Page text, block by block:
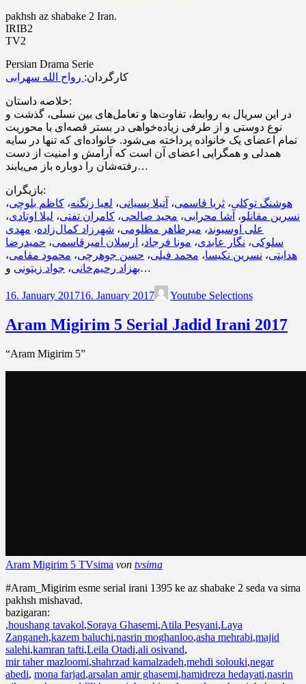
pakhsh az shabake 2 Iran.
IRIB2
TV2
Persian Drama Serie
کارگردان: رواح الله سهرابی
خلاصه داستان:
در این سریال به روابط، تفاوت‌ها و تعامل‌های بین نسلی، گذشت و
نوع دوستی و از طرفی زیاده‌خواهی در بستر قصه‌ای با محوریت
تمام اعضای یک خانواده پرداخته می‌شود. خانواده‌ای که تنها در سایه
همدلی و همگرایی اعضای آن است که آرامش و امنیت از دست
رفته‌شان را دوباره باز می‌یابند…
بازیگران:
هوشنگ توکلی، ثریا قاسمی، آتیلا پسیانی، لعیا زنگنه، کاظم بلوچی،
نسرین مقانلو، آشا محرابی، مجید صالحی، کامران تفتی، لیلا اوتادی،
علی اوسیوند، میرطاهر مظلومی، شهرزاد کمال‌زاده، مهدی
سلوکی، نگار عابدی، مونا فرجاد، ارسلان امیرقاسمی، حمیدرضا
هدایتی، نسرین نکیسا، محمد فیلی، حسن جوهرچی، محمود مقامی،
بهزاد رحیم‌خانی، جواد زیتونی و…
16. January 201716. January 2017 Youtube Selections
Aram Migirim 5 Serial Jadid Irani 2017
“Aram Migirim 5”
Aram Migirim 5 TVsima von tvsima
#Aram_Migirim esme serial irani 1395 ke az shabake 2 seda va sima
pakhsh mishavad.
bazigaran:
,houshang tavakol,Soraya Ghasemi,Atila Pesyani,Laya
Zanganeh,kazem baluchi,nasrin moghanloo,asha mehrabi,majid
salehi,kamran tafti,Leila Otadi,ali osivand,
mir taher mazloomi,shahrzad kamalzadeh,mehdi solouki,negar
abedi, mona farjad,arsalan amir ghasemi,hamidreza hedayati,nasrin